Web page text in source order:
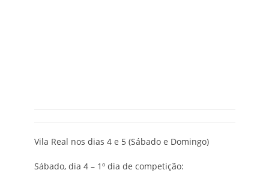
Vila Real nos dias 4 e 5 (Sábado e Domingo)
Sábado, dia 4 – 1º dia de competição: